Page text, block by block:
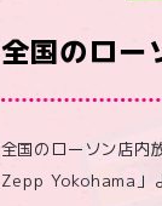
全国のロー
全国のローソン店
Zepp Yokohama」